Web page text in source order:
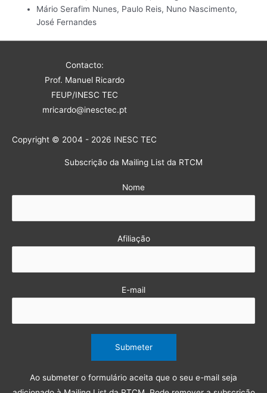
Mário Serafim Nunes, Paulo Reis, Nuno Nascimento,
José Fernandes
Contacto:
Prof. Manuel Ricardo
FEUP/INESC TEC
mricardo@inesctec.pt
Copyright © 2004 - 2026 INESC TEC
Subscrição da Mailing List da RTCM
Nome
Afiliação
E-mail
Ao submeter o formulário aceita que o seu e-mail seja